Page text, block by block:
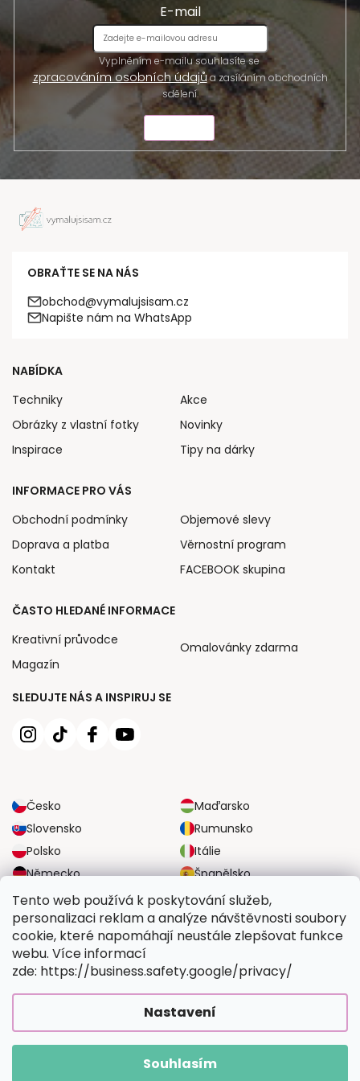
Tento web používá k poskytování služeb,
personalizaci reklam a analýze návštěvnosti soubory
cookie, které napomáhají neustále zlepšovat funkce
webu. Více informací
zde: https://business.safety.google/privacy/
Nastavení
Souhlasím
E-mail
Vyplněním e-mailu souhlasíte se
zpracováním osobních údajůa zasíláním obchodních
sdělení.
OBRAŤTE SE NA NÁS
obchod@vymalujsisam.cz
Napište nám na WhatsApp
SLEDUJTE NÁS A INSPIRUJ SE
Česko
Maďarsko
Slovensko
Rumunsko
Polsko
Itálie
Německo
Španělsko
Velká Británie
Rakousko
NABÍDKA
Techniky
Obrázky z vlastní fotky
Inspirace
Akce
Novinky
Tipy na dárky
INFORMACE PRO VÁS
Obchodní podmínky
Doprava a platba
Kontakt
Objemové slevy
Věrnostní program
FACEBOOK skupina
ČASTO HLEDANÉ INFORMACE
Kreativní průvodce
Magazín
Omalovánky zdarma
SPOLEHLIVÉ MOŽNOSTI DOPRAVY
BEZPEČNÉ MOŽNOSTI PLATBY
Vymalujsisam.cz. Všechna práva vyhrazena.